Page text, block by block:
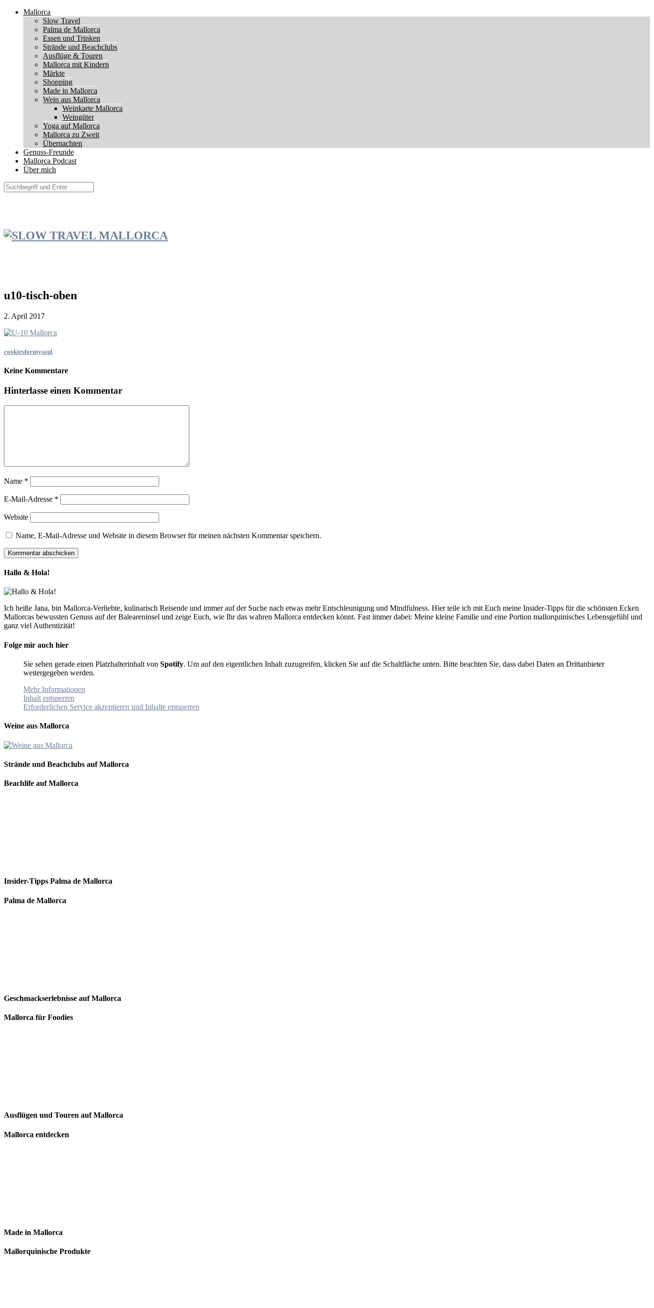
Mallorca
Slow Travel
Palma de Mallorca
Essen und Trinken
Strände und Beachclubs
Ausflüge & Touren
Mallorca mit Kindern
Märkte
Shopping
Made in Mallorca
Wein aus Mallorca
Weinkarte Mallorca
Weingüter
Yoga auf Mallorca
Mallorca zu Zweit
Übernachten
Genuss-Freunde
Mallorca Podcast
Über mich
u10-tisch-oben
2. April 2017
cookiesformysoul
Keine Kommentare
Hinterlasse einen Kommentar
Name *
E-Mail-Adresse *
Website
Name, E-Mail-Adresse und Website in diesem Browser für meinen nächsten Kommentar speichern.
Hallo & Hola!
Ich heiße Jana, bin Mallorca-Verliebte, kulinarisch Reisende und immer auf der Suche nach etwas mehr Entschleunigung und Mindfulness. Hier teile ich mit Euch meine Insider-Tipps für die schönsten Ecken
Mallorcas bewussten Genuss auf der Baleareninsel und zeige Euch, wie Ihr das wahren Mallorca entdecken könnt. Fast immer dabei: Meine kleine Familie und eine Portion mallorquinisches Lebensgefühl und
ganz viel Authentizität!
Folge mir auch hier
Sie sehen gerade einen Platzhalterinhalt von Spotify. Um auf den eigentlichen Inhalt zuzugreifen, klicken Sie auf die Schaltfläche unten. Bitte beachten Sie, dass dabei Daten an Drittanbieter
weitergegeben werden.
Mehr Informationen
Inhalt entsperren
Erforderlichen Service akzeptieren und Inhalte entsperren
Weine aus Mallorca
Strände und Beachclubs auf Mallorca
Beachlife auf Mallorca
Insider-Tipps Palma de Mallorca
Palma de Mallorca
Geschmackserlebnisse auf Mallorca
Mallorca für Foodies
Ausflügen und Touren auf Mallorca
Mallorca entdecken
Made in Mallorca
Mallorquinische Produkte